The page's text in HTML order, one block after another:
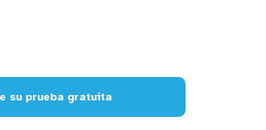
su prueba gratuita